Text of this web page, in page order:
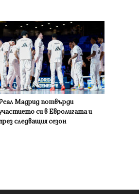
Мадрид потвърди
си в Евролигата и
следващия сезон